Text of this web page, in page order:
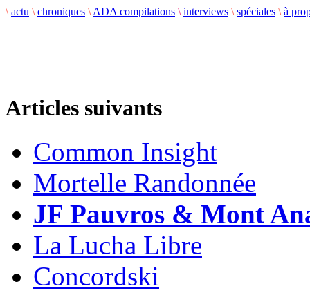
\ actu \ chroniques \ ADA compilations \ interviews \ spéciales \ à
Articles suivants
Common Insight
Mortelle Randonnée
JF Pauvros & Mont
La Lucha Libre
Concordski